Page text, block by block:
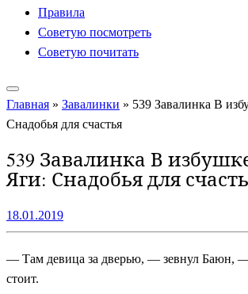
Правила
Советую посмотреть
Советую почитать
Главная » Завалинки » 539 Завалинка В
Снадобья для счастья
539 Завалинка В
Яги: Снадобья для
18.01.2019
— Там девица за дверью, — зевнул Баюн, —
стоит.